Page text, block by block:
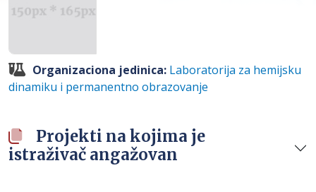
Organizaciona jedinica: Laboratorija za hemijsku
dinamiku i permanentno obrazovanje
Projekti na kojima je
istraživač angažovan